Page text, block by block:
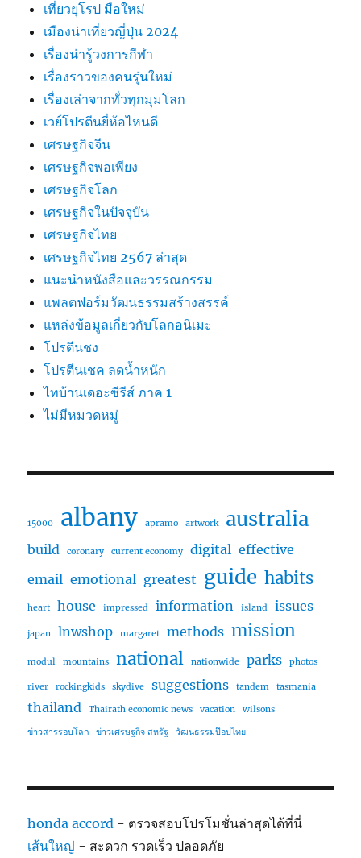
เที่ยวยุโรป มือใหม่
เมืองน่าเที่ยวญี่ปุ่น 2024
เรื่องน่ารู้วงการกีฬา
เรื่องราวของคนรุ่นใหม่
เรื่องเล่าจากทั่วทุกมุมโลก
เวย์โปรตีนยี่ห้อไหนดี
เศรษฐกิจจีน
เศรษฐกิจพอเพียง
เศรษฐกิจโลก
เศรษฐกิจในปัจจุบัน
เศรษฐกิจไทย
เศรษฐกิจไทย 2567 ล่าสุด
แนะนำหนังสือและวรรณกรรม
แพลตฟอร์มวัฒนธรรมสร้างสรรค์
แหล่งข้อมูลเกี่ยวกับโลกอนิเมะ
โปรตีนชง
โปรตีนเชค ลดน้ำหนัก
ไทบ้านเดอะซีรีส์ ภาค 1
ไม่มีหมวดหมู่
15000 albany apramo artwork australia
build coronary current economy digital effective
email emotional greatest guide habits
heart house impressed information island issues
japan lnwshop margaret methods mission
modul mountains national nationwide parks photos
river rockingkids skydive suggestions tandem tasmania
thailand Thairath economic news vacation wilsons
ข่าวสารรอบโลก ข่าวเศรษฐกิจ สหรัฐ วัฒนธรรมป๊อปไทย
honda accord - ตรวจสอบโปรโมชั่นล่าสุดได้ที่นี่
เส้นใหญ่ - สะดวก รวดเร็ว ปลอดภัย